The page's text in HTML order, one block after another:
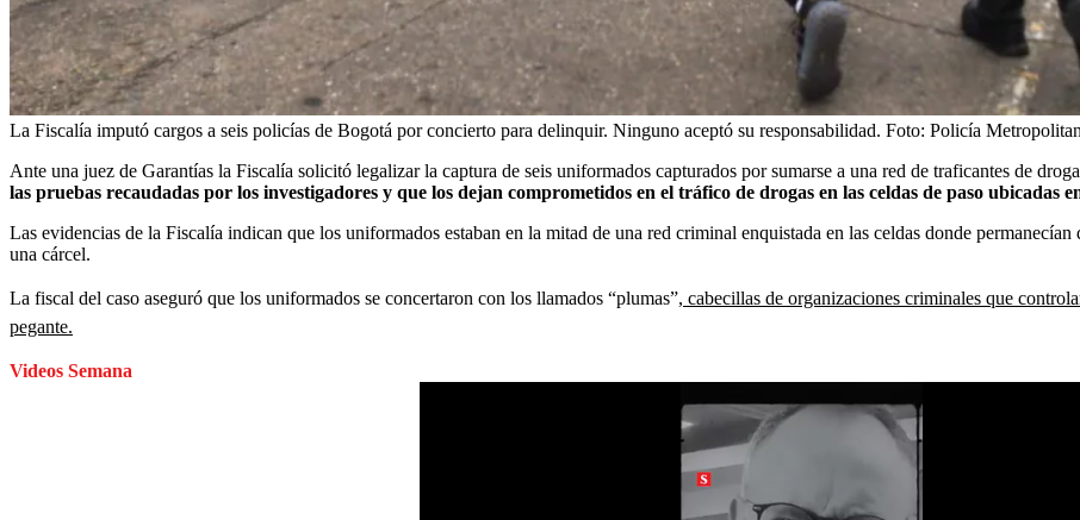
La Fiscalía imputó cargos a seis policías de Bogotá por concierto para delinquir. Ninguno aceptó su responsabilidad. Foto: Policía
Ante una juez de Garantías la Fiscalía solicitó legalizar la captura de seis uniformados capturados por sumarse a una red de traficantes de
las pruebas recaudadas por los investigadores y que los dejan comprometidos en el tráfico de drogas en las celdas de paso ubicadas
Las evidencias de la Fiscalía indican que los uniformados estaban en la mitad de una red criminal enquistada en las celdas donde
una cárcel.
La fiscal del caso aseguró que los uniformados se concertaron con los llamados “plumas”, cabecillas de organizaciones criminales que
pegante.
Videos Semana